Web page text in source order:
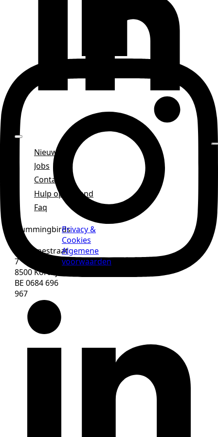
Nieuws
Jobs
Contact
Hulp op afstand
Faq
Hummingbirds
Morinnestraat
7
8500 Kortrijk
BE 0684 696
967
Privacy &
Cookies
Algemene
voorwaarden